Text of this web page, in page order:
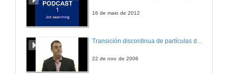
16 de maio de 2012
22 de nov. de 2006